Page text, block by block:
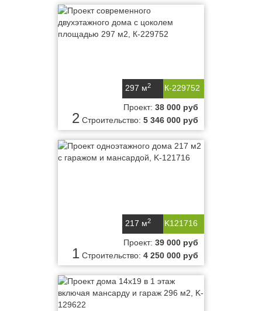
К-229752
297 м2
2
Проект: 38 000 руб
Строительство: 5 346 000 руб
K121716
217 м2
1
Проект: 39 000 руб
Строительство: 4 250 000 руб